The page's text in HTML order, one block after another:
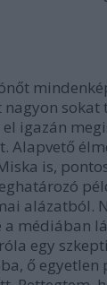
t
sokat
igazán
Alapvető
is,
alázatból.
a médiában
egy
ő